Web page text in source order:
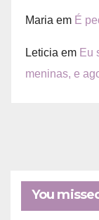
Maria em É
Leticia em Eu
meninas, e
You